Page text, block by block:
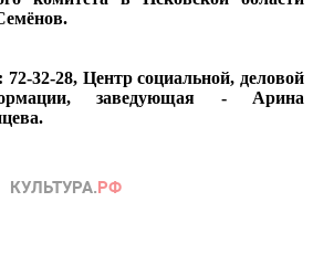
32-28, Центр социальной, деловой
заведующая - Арина